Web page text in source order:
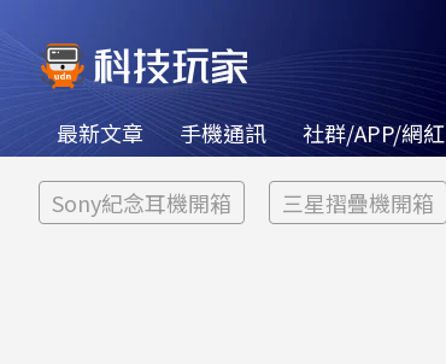
最新文章 手機通訊 社群/APP/網紅
Sony紀念耳機開箱 三星摺疊機開箱